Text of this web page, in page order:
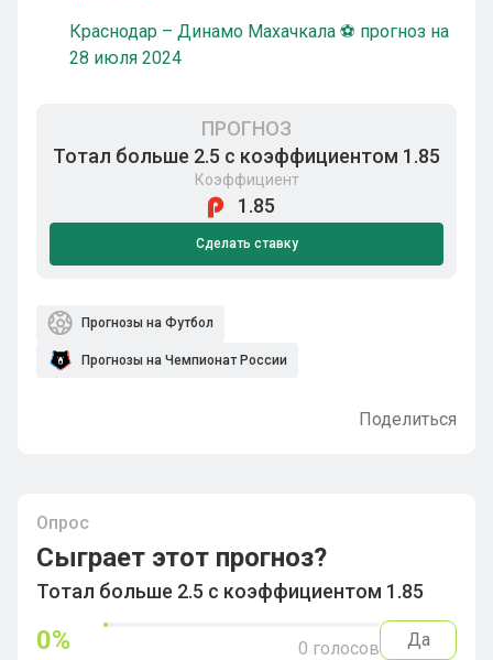
Краснодар – Динамо Махачкала ⚽ прогноз на
28 июля 2024
ПРОГНОЗ
Тотал больше 2.5 с коэффициентом 1.85
Коэффициент
1.85
Сделать ставку
Прогнозы на Футбол
Прогнозы на Чемпионат России
Поделиться
Опрос
Сыграет этот прогноз?
Тотал больше 2.5 с коэффициентом 1.85
0% 0 голосов Да